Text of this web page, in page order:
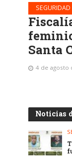
SEGURIDAD
Santa
4 de agosto
Noticias